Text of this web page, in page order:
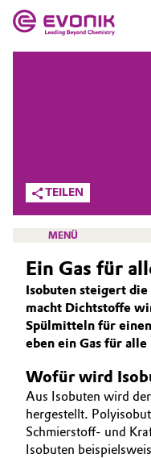
Additive
Aerospace
Agriculture
Animal Nutrition &
Automotive &
Battery
Was uns antreibt
Über Evonik
We go beyond
Innovation
Purpose
BVB Partnerschaft
Geschichte
Struktur &
TEILEN
MENÜ
OXENO
ÜBER UNS
UNSER GESCHÄFT
INNOVATION
NACHHALTIGKEIT
SERVICES
Ein Gas für
Isobuten steigert
macht Dichtstoffe
Spülmitteln für
eben ein Gas für alle
Wofür wird
Aus Isobuten wird
hergestellt.
Schmierstoff- und
Isobuten